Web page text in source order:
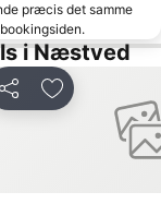
præcis det samme
i Næstved
Del Føj til